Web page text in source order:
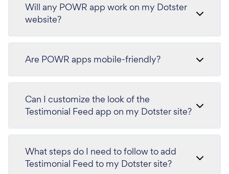
Will any POWR app work on my Dotster
website?
Are POWR apps mobile-friendly?
Can I customize the look of the
Testimonial Feed app on my Dotster site?
What steps do I need to follow to add
Testimonial Feed to my Dotster site?